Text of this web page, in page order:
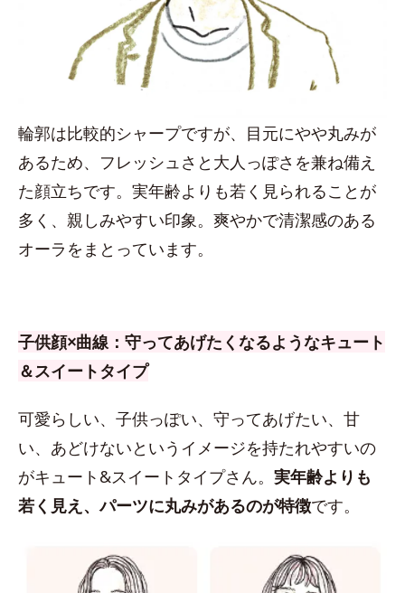
輪郭は比較的シャープですが、目元にやや丸みが
あるため、フレッシュさと大人っぽさを兼ね備え
た顔立ちです。実年齢よりも若く見られることが
多く、親しみやすい印象。爽やかで清潔感のある
オーラをまとっています。
子供顔×曲線：守ってあげたくなるようなキュート
＆スイートタイプ
可愛らしい、子供っぽい、守ってあげたい、甘
い、あどけないというイメージを持たれやすいの
がキュート&スイートタイプさん。 実年齢よりも
若く見え、パーツに丸みがあるのが特徴です。